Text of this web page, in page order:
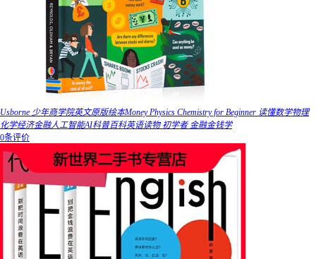
Usborne 少年商学院英文原版绘本Money Physics Chemistry for Beginner 读懂数学物理
化学经济金融人工智能AI科普百科英语读物 初学者 金融金钱学
0条评价